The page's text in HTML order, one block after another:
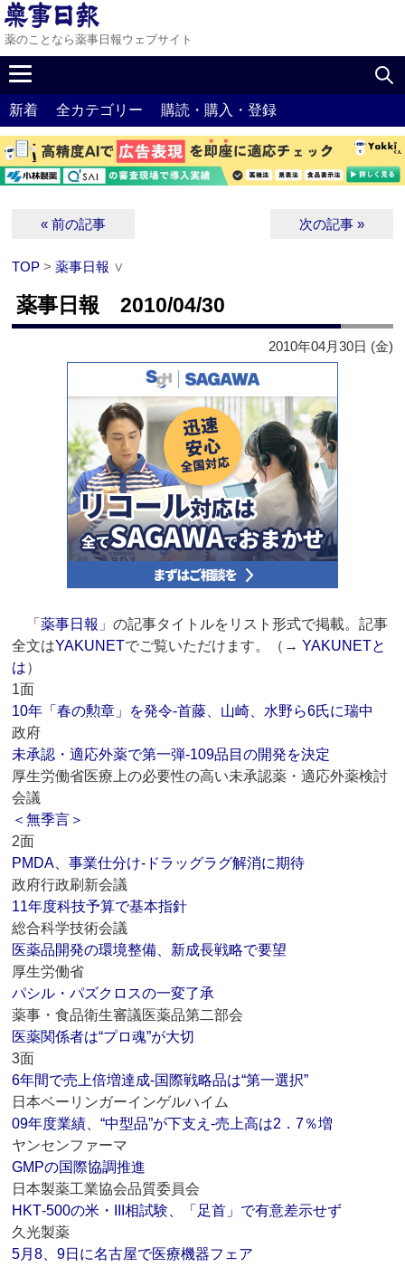
薬のことなら薬事日報ウェブサイト
新着 全カテゴリー 購読・購入・登録
« 前の記事 次の記事 »
TOP >薬事日報 ∨
薬事日報 2010/04/30
2010年04月30日 (金)
「薬事日報 」の記事タイトルをリスト形式で掲載。記事
全文はYAKUNETでご覧いただけます。（→YAKUNETと
は）
1面
10年「春の勲章」を発令‐首藤、山崎、水野ら6氏に瑞中
政府
未承認・適応外薬で第一弾‐109品目の開発を決定
厚生労働省医療上の必要性の高い未承認薬・適応外薬検討
会議
＜無季言＞
2面
PMDA、事業仕分け‐ドラッグラグ解消に期待
政府行政刷新会議
11年度科技予算で基本指針
総合科学技術会議
医薬品開発の環境整備、新成長戦略で要望
厚生労働省
パシル・パズクロスの一変了承
薬事・食品衛生審議医薬品第二部会
医薬関係者は“プロ魂”が大切
3面
6年間で売上倍増達成‐国際戦略品は“第一選択”
日本ベーリンガーインゲルハイム
09年度業績、“中型品”が下支え‐売上高は2．7％増
ヤンセンファーマ
GMPの国際協調推進
日本製薬工業協会品質委員会
HKT‐500の米・III相試験、「足首」で有意差示せず
久光製薬
5月8、9日に名古屋で医療機器フェア